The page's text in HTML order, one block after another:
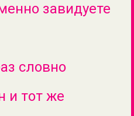
завидуете
словно
и тот же